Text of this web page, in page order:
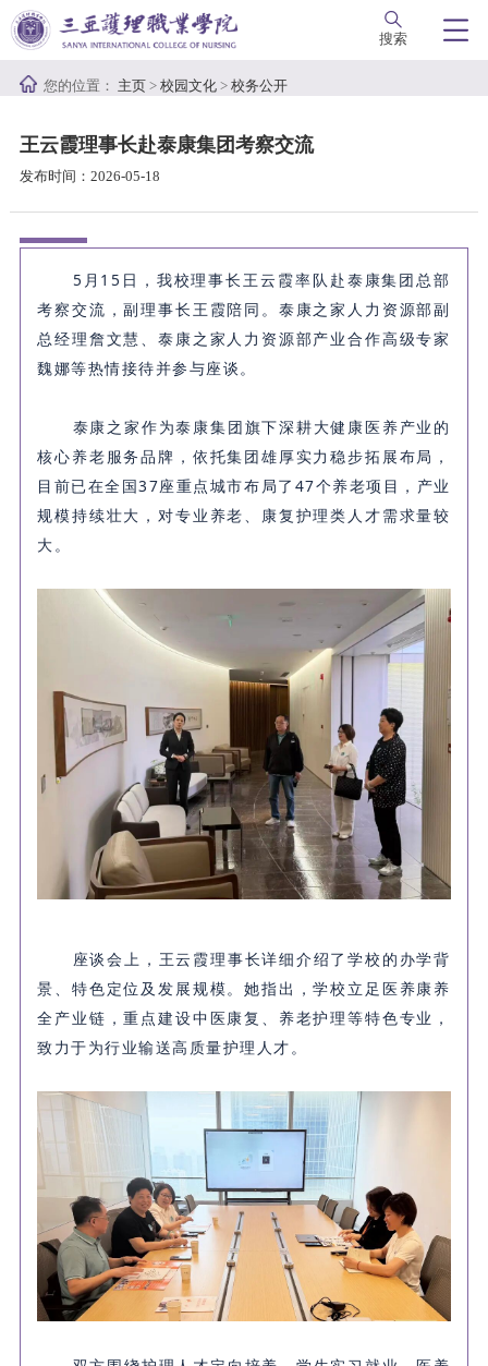
搜索
您的位置： 主页> 校园文化> 校务公开
王云霞理事长赴泰康集团考察交流
发布时间：2026-05-18
5月15日，我校理事长王云霞率队赴泰康集团总部
考察交流，副理事长王霞陪同。泰康之家人力资源部副
总经理詹文慧、泰康之家人力资源部产业合作高级专家
魏娜等热情接待并参与座谈。
泰康之家作为泰康集团旗下深耕大健康医养产业的
核心养老服务品牌，依托集团雄厚实力稳步拓展布局，
目前已在全国37座重点城市布局了47个养老项目，产业
规模持续壮大，对专业养老、康复护理类人才需求量较
大。
座谈会上，王云霞理事长详细介绍了学校的办学背
景、特色定位及发展规模。她指出，学校立足医养康养
全产业链，重点建设中医康复、养老护理等特色专业，
致力于为行业输送高质量护理人才。